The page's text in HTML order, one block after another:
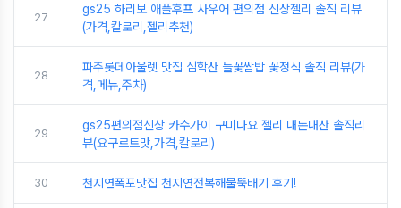
27
gs25 하리보 애플후프 사우어 편의점 신상젤리 솔직 리뷰
(가격,칼로리,젤리추천)
28
파주롯데아울렛 맛집 심학산 들꽃쌈밥 꽃정식 솔직 리뷰(가
격,메뉴,주차)
29
gs25편의점신상 카수가이 구미다요 젤리 내돈내산 솔직리
뷰(요구르트맛,가격,칼로리)
30 천지연폭포맛집 천지연전복해물뚝배기 후기!